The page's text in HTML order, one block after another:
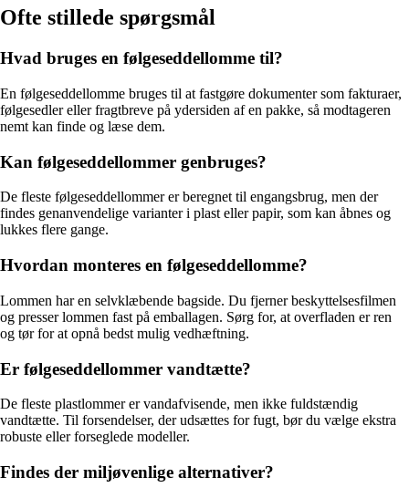
Ofte stillede spørgsmål
Hvad bruges en følgeseddellomme til?
En følgeseddellomme bruges til at fastgøre dokumenter som fakturaer,
følgesedler eller fragtbreve på ydersiden af en pakke, så modtageren
nemt kan finde og læse dem.
Kan følgeseddellommer genbruges?
De fleste følgeseddellommer er beregnet til engangsbrug, men der
findes genanvendelige varianter i plast eller papir, som kan åbnes og
lukkes flere gange.
Hvordan monteres en følgeseddellomme?
Lommen har en selvklæbende bagside. Du fjerner beskyttelsesfilmen
og presser lommen fast på emballagen. Sørg for, at overfladen er ren
og tør for at opnå bedst mulig vedhæftning.
Er følgeseddellommer vandtætte?
De fleste plastlommer er vandafvisende, men ikke fuldstændig
vandtætte. Til forsendelser, der udsættes for fugt, bør du vælge ekstra
robuste eller forseglede modeller.
Findes der miljøvenlige alternativer?